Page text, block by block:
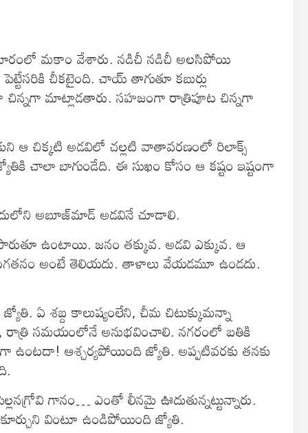
మకాం వేశారు. నడిచీ నడిచీ అలసిపోయి
చీకటైంది. చాయ్‌ తాగుతూ కబుర్లు
చిన్నగా మాట్లాడతారు. సహజంగా రాత్రిపూట చిన్నగా
ఆ చిక్కటి అడవిలో చల్లటి వాతావరణంలో రిలాక్స్‌
చాలా బాగుండేది. ఈ సుఖం కోసం ఆ కష్టం ఇష్టంగా
అబూజ్‌మాడ్‌ అడవినే చూడాలి.
ఉంటాయి. జనం తక్కువ. అడవి ఎక్కువ. ఆ
అంటే తెలియదు. తాళాలు వేయడమూ ఉండదు.
ఏ శబ్ద కాలుష్యంలేని, చీమ చిటుక్కుమన్నా
రాత్రి సమయంలోనే అనుభవించాలి. నగరంలో బతికి
ఉంటదా! ఆశ్చర్యపోయింది జ్యోతి. అప్పటివరకు తనకు
గానం… ఎంతో లీనమై ఊదుతున్నట్టున్నారు.
వింటూ ఉండిపోయింది జ్యోతి.